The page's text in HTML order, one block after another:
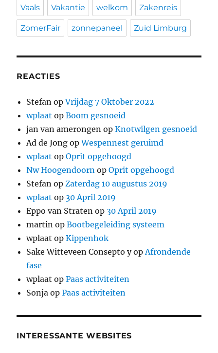
Vaals Vakantie welkom Zakenreis
ZomerFair zonnepaneel Zuid Limburg
REACTIES
Stefan opVrijdag 7 Oktober 2022
wplaat opBoom gesnoeid
jan van amerongen opKnotwilgen gesnoeid
Ad de Jong opWespennest geruimd
wplaat opOprit opgehoogd
Nw Hoogendoorn opOprit opgehoogd
Stefan op Zaterdag 10 augustus 2019
wplaat op 30 April 2019
Eppo van Straten op 30 April 2019
martin opBootbegeleiding systeem
wplaat opKippenhok
Sake Witteveen Consepto yop Afrondende
fase
wplaat opPaas activiteiten
Sonja opPaas activiteiten
INTERESSANTE WEBSITES